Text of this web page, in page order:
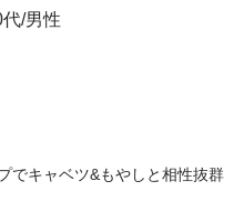
代/男性
でキャベツ&もやしと相性抜群